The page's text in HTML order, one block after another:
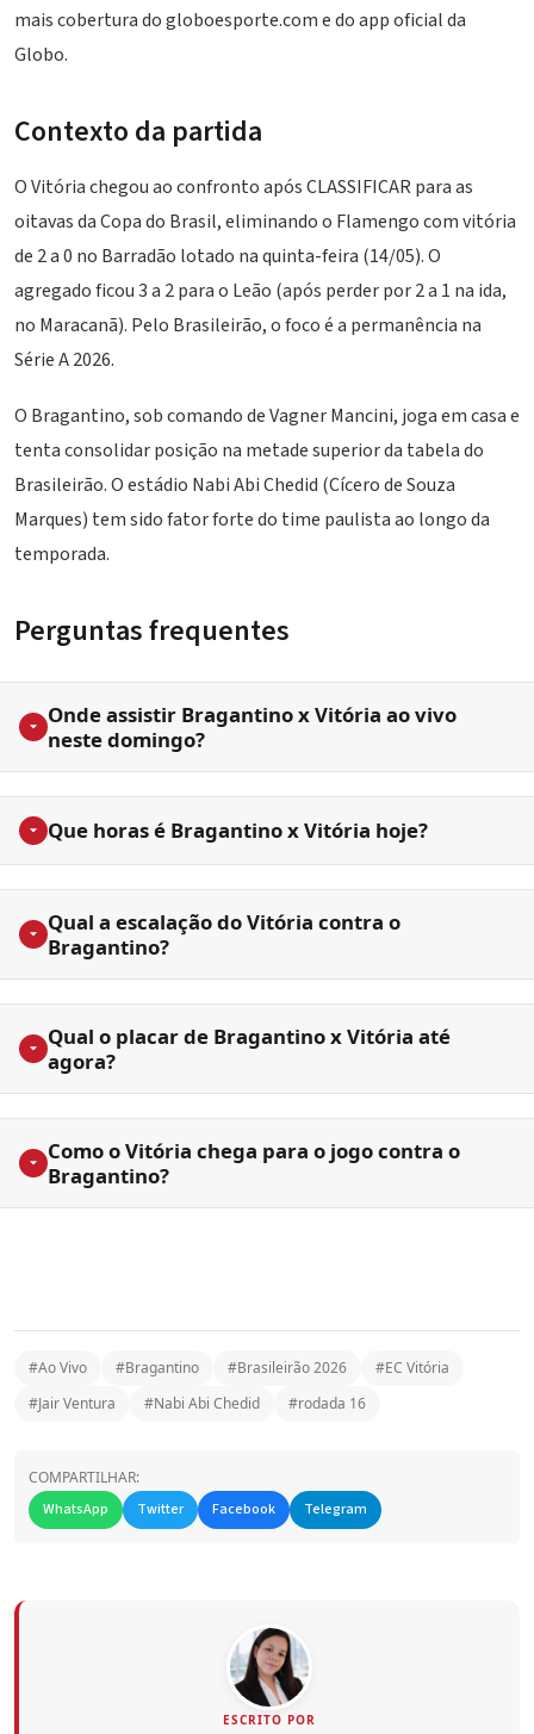
mais cobertura do globoesporte.com e do app oficial da
Globo.
Contexto da partida
O Vitória chegou ao confronto após CLASSIFICAR para as
oitavas da Copa do Brasil, eliminando o Flamengo com vitória
de 2 a 0 no Barradão lotado na quinta-feira (14/05). O
agregado ficou 3 a 2 para o Leão (após perder por 2 a 1 na ida,
no Maracanã). Pelo Brasileirão, o foco é a permanência na
Série A 2026.
O Bragantino, sob comando de Vagner Mancini, joga em casa e
tenta consolidar posição na metade superior da tabela do
Brasileirão. O estádio Nabi Abi Chedid (Cícero de Souza
Marques) tem sido fator forte do time paulista ao longo da
temporada.
Perguntas frequentes
Onde assistir Bragantino x Vitória ao vivo
neste domingo?
Que horas é Bragantino x Vitória hoje?
Qual a escalação do Vitória contra o
Bragantino?
Qual o placar de Bragantino x Vitória até
agora?
Como o Vitória chega para o jogo contra o
Bragantino?
#Ao Vivo #Bragantino #Brasileirão 2026
#EC Vitória
#Jair Ventura
#Nabi Abi Chedid #rodada 16
COMPARTILHAR:
WhatsApp
Twitter Facebook Telegram
ESCRITO POR